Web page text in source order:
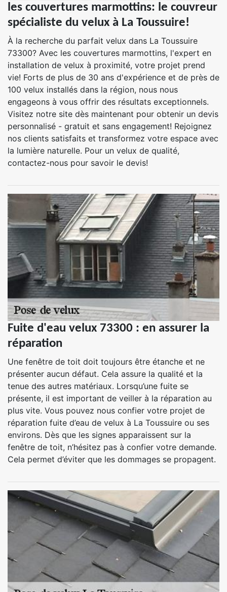
les couvertures marmottins: le couvreur
spécialiste du velux à La Toussuire!
À la recherche du parfait velux dans La Toussuire
73300? Avec les couvertures marmottins, l'expert en
installation de velux à proximité, votre projet prend
vie! Forts de plus de 30 ans d'expérience et de près de
100 velux installés dans la région, nous nous
engageons à vous offrir des résultats exceptionnels.
Visitez notre site dès maintenant pour obtenir un devis
personnalisé - gratuit et sans engagement! Rejoignez
nos clients satisfaits et transformez votre espace avec
la lumière naturelle. Pour un velux de qualité,
contactez-nous pour savoir le devis!
Fuite d'eau velux 73300 : en assurer la
réparation
Une fenêtre de toit doit toujours être étanche et ne
présenter aucun défaut. Cela assure la qualité et la
tenue des autres matériaux. Lorsqu’une fuite se
présente, il est important de veiller à la réparation au
plus vite. Vous pouvez nous confier votre projet de
réparation fuite d’eau de velux à La Toussuire ou ses
environs. Dès que les signes apparaissent sur la
fenêtre de toit, n’hésitez pas à confier votre demande.
Cela permet d’éviter que les dommages se propagent.